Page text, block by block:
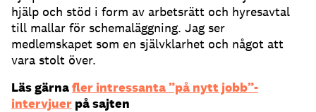
hjälp och stöd i form av arbetsrätt och hyresavtal
till mallar för schemaläggning. Jag ser
medlemskapet som en självklarhet och något att
vara stolt över.
Läs gärnafler intressanta ”på nytt jobb”-
intervjuer på sajten